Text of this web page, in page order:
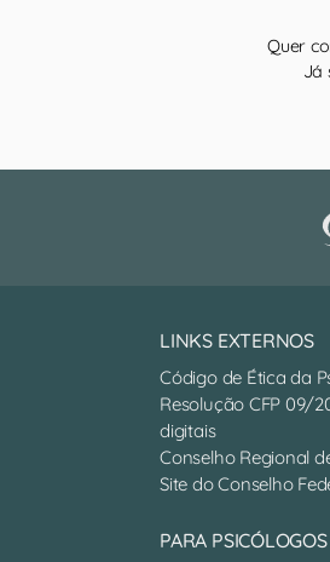
Quer
Já
LINKS EXTERNOS
Código de Ética da
Resolução CFP 09/
digitais
Conselho Regional
Site do Conselho
PARA PSICÓLOGOS